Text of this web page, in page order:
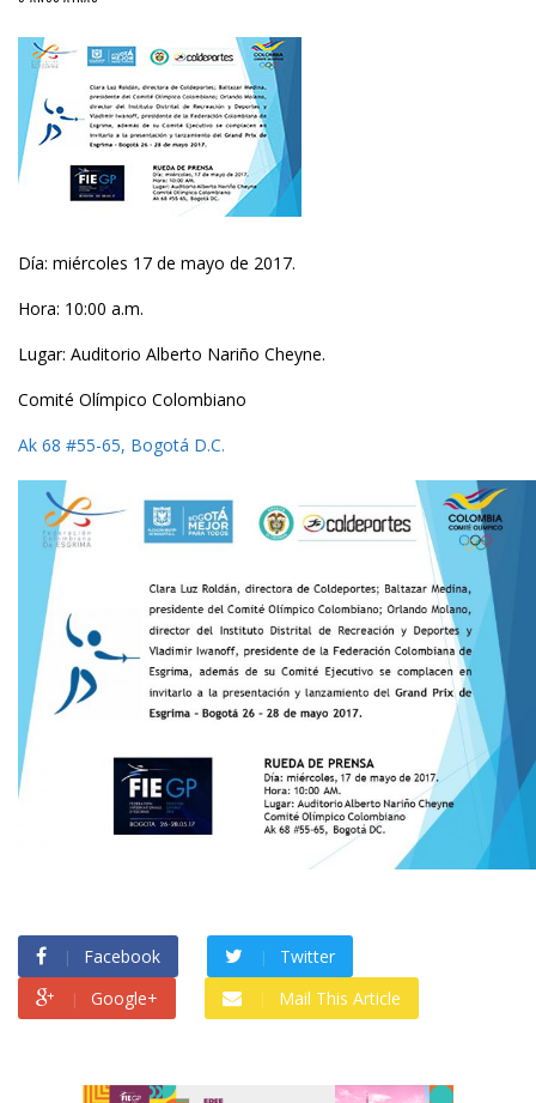
Día: miércoles 17 de mayo de 2017.
Hora: 10:00 a.m.
Lugar: Auditorio Alberto Nariño Cheyne.
Comité Olímpico Colombiano
Ak 68 #55-65, Bogotá D.C.
Facebook
Twitter
Google+
Mail This Article